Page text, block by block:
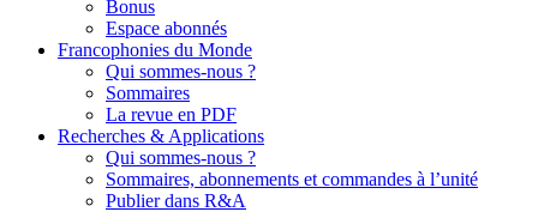
Bonus
Espace abonnés
Francophonies du Monde
Qui sommes-nous ?
Sommaires
La revue en PDF
Recherches & Applications
Qui sommes-nous ?
Sommaires, abonnements et commandes à l’unité
Publier dans R&A